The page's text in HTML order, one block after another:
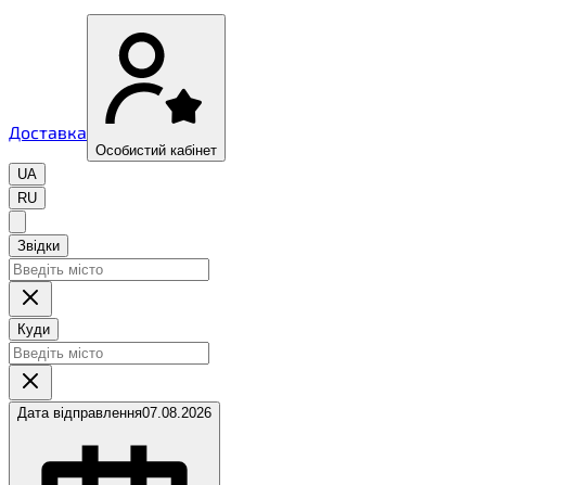
Доставка
Особистий кабінет
UA
RU
Звідки
Куди
Дата відправлення07.08.2026